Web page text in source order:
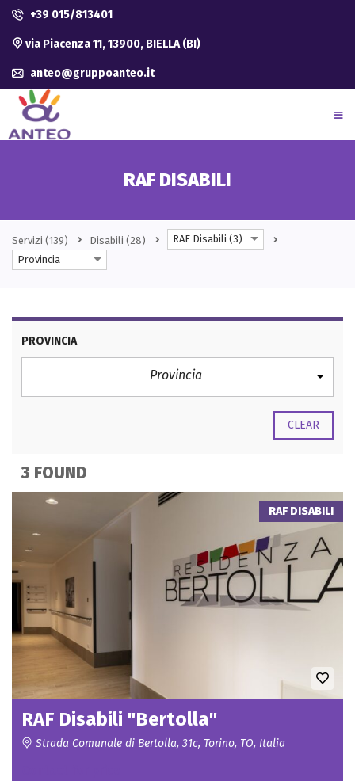
+39 015/813401
via Piacenza 11, 13900, BIELLA (BI)
anteo@gruppoanteo.it
RAF DISABILI
Servizi (139) Disabili (28)
RAF Disabili (3)
Provincia
PROVINCIA
Provincia
CLEAR
3 FOUND
RAF DISABILI
RAF Disabili "Bertolla"
Strada Comunale di Bertolla, 31c, Torino, TO, Italia